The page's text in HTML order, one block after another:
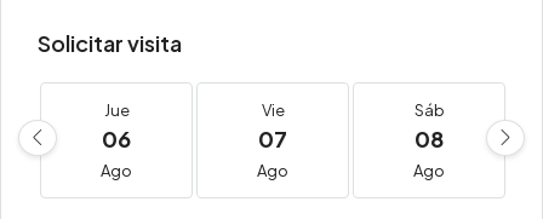
Solicitar visita
Jue
06
Ago
Vie
07
Ago
Sáb
08
Ago